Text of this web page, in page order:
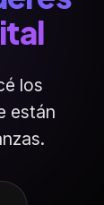
los
están